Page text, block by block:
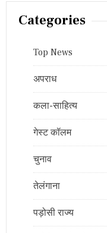
Categories
Top News
अपराध
कला-साहित्य
गेस्ट कॉलम
चुनाव
तेलंगाना
पड़ोसी राज्य